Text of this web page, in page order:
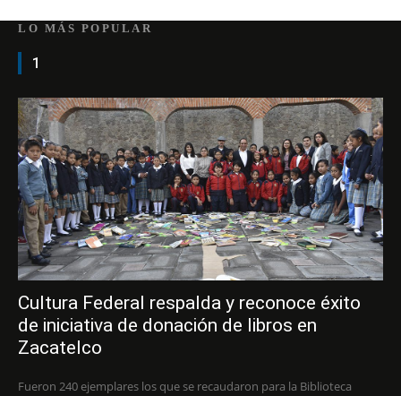
LO MÁS POPULAR
1
Cultura Federal respalda y reconoce éxito
de iniciativa de donación de libros en
Zacatelco
Fueron 240 ejemplares los que se recaudaron para la Biblioteca